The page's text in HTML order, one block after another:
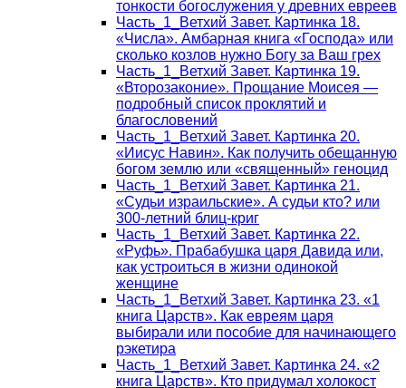
тонкости богослужения у древних евреев
Часть_1_Ветхий Завет. Картинка 18.
«Числа». Амбарная книга «Господа» или
сколько козлов нужно Богу за Ваш грех
Часть_1_Ветхий Завет. Картинка 19.
«Второзаконие». Прощание Моисея —
подробный список проклятий и
благословений
Часть_1_Ветхий Завет. Картинка 20.
«Иисус Навин». Как получить обещанную
богом землю или «священный» геноцид
Часть_1_Ветхий Завет. Картинка 21.
«Судьи израильские». А судьи кто? или
300-летний блиц-криг
Часть_1_Ветхий Завет. Картинка 22.
«Руфь». Прабабушка царя Давида или,
как устроиться в жизни одинокой
женщине
Часть_1_Ветхий Завет. Картинка 23. «1
книга Царств». Как евреям царя
выбирали или пособие для начинающего
рэкетира
Часть_1_Ветхий Завет. Картинка 24. «2
книга Царств». Кто придумал холокост